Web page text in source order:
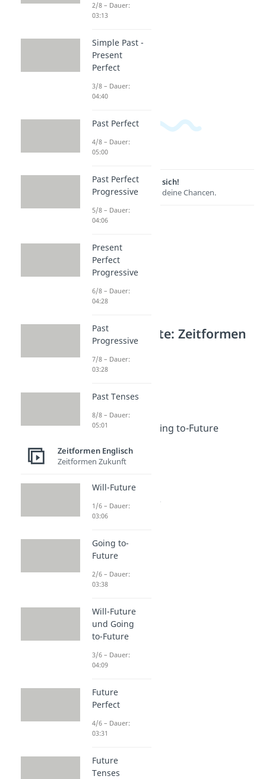
Lernen lohnt sich!
Entdecke hier deine Chancen.
Weitere Inhalte: Zeitformen
Englisch
Zeitformen Zukunft
Dauer: 03:06
Going to-Future
Dauer: 03:38
Will-Future und Going to-Future
Future Perfect
Dauer: 03:31
Dauer: 04:38
Future Progressive
Dauer: 03:10
2/8 – Dauer:
03:13
Simple Past -
Present
Perfect
3/8 – Dauer:
04:40
Past Perfect
4/8 – Dauer:
05:00
Past Perfect
Progressive
5/8 – Dauer:
04:06
Present
Perfect
Progressive
6/8 – Dauer:
04:28
Past
Progressive
7/8 – Dauer:
03:28
Past Tenses
8/8 – Dauer:
05:01
Zeitformen Englisch
Zeitformen Zukunft
Will-Future
1/6 – Dauer:
03:06
Going to-
Future
2/6 – Dauer:
03:38
Will-Future
und Going
to-Future
3/6 – Dauer:
04:09
Future
Perfect
4/6 – Dauer:
03:31
Future
Tenses